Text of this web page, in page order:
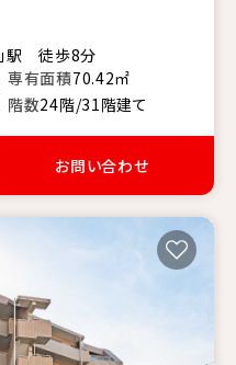
駅 徒歩8分
専有面積70.42㎡
階数24階/31階建て
お問い合わせ